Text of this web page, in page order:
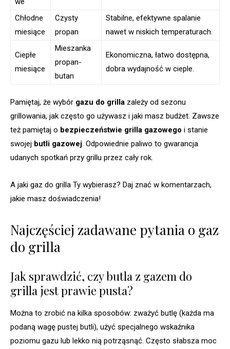
Chłodne
miesiące
Czysty
propan
Stabilne, efektywne spalanie
nawet w niskich temperaturach.
Ciepłe
miesiące
Mieszanka
propan-
butan
Ekonomiczna, łatwo dostępna,
dobra wydajność w cieple.
Pamiętaj, że wybór gazu do grilla zależy od sezonu
grillowania, jak często go używasz i jaki masz budżet. Zawsze
też pamiętaj o bezpieczeństwie grilla gazowego i stanie
swojej butli gazowej. Odpowiednie paliwo to gwarancja
udanych spotkań przy grillu przez cały rok.
A jaki gaz do grilla Ty wybierasz? Daj znać w komentarzach,
jakie masz doświadczenia!
Najczęściej zadawane pytania o gaz
do grilla
Jak sprawdzić, czy butla z gazem do
grilla jest prawie pusta?
Można to zrobić na kilka sposobów: zważyć butlę (każda ma
podaną wagę pustej butli), użyć specjalnego wskaźnika
poziomu gazu lub lekko nią potrząsnąć. Często słabsza moc